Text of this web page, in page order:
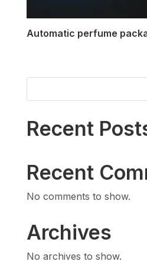
Automatic perfume
Recent
Recent
No comments to show.
Archives
No archives to show.